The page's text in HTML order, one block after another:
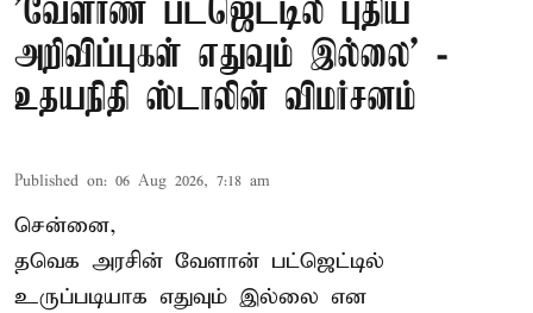
'வேளாண் பட்ஜெட்டில் புதிய
அறிவிப்புகள் எதுவும் இல்லை' -
உதயநிதி ஸ்டாலின் விமர்சனம்
Published on: 06 Aug 2026, 7:18 am
சென்னை,
தவெக அரசின் வேளான் பட்ஜெட்டில்
உருப்படியாக எதுவும் இல்லை என